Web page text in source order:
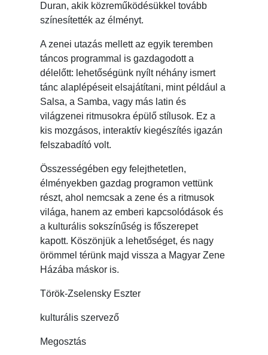
Duran, akik közreműködésükkel tovább
színesítették az élményt.
A zenei utazás mellett az egyik teremben
táncos programmal is gazdagodott a
délelőtt: lehetőségünk nyílt néhány ismert
tánc alaplépéseit elsajátítani, mint például a
Salsa, a Samba, vagy más latin és
világzenei ritmusokra épülő stílusok. Ez a
kis mozgásos, interaktív kiegészítés igazán
felszabadító volt.
Összességében egy felejthetetlen,
élményekben gazdag programon vettünk
részt, ahol nemcsak a zene és a ritmusok
világa, hanem az emberi kapcsolódások és
a kulturális sokszínűség is főszerepet
kapott. Köszönjük a lehetőséget, és nagy
örömmel térünk majd vissza a Magyar Zene
Házába máskor is.
Török-Zselensky Eszter
kulturális szervező
Megosztás